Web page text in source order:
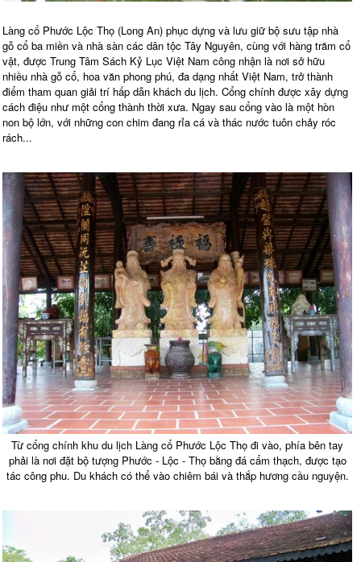
Làng cổ Phước Lộc Thọ (Long An) phục dựng và lưu giữ bộ sưu tập nhà
gỗ cổ ba miền và nhà sàn các dân tộc Tây Nguyên, cùng với hàng trăm cổ
vật, được Trung Tâm Sách Kỷ Lục Việt Nam công nhận là nơi sở hữu
nhiều nhà gỗ cổ, hoa văn phong phú, đa dạng nhất Việt Nam, trở thành
điểm tham quan giải trí hấp dẫn khách du lịch. Cổng chính được xây dựng
cách điệu như một cổng thành thời xưa. Ngay sau cổng vào là một hòn
non bộ lớn, với những con chim đang rỉa cá và thác nước tuôn chảy róc
rách...
Từ cổng chính khu du lịch Làng cổ Phước Lộc Thọ đi vào, phía bên tay
phải là nơi đặt bộ tượng Phước - Lộc - Thọ bằng đá cẩm thạch, được tạo
tác công phu. Du khách có thể vào chiêm bái và thắp hương cầu nguyện.